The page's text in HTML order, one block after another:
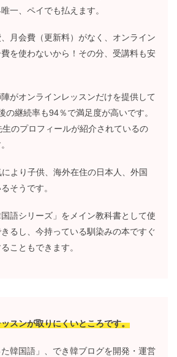
一、ペイでも払えます。
月会費（更新料）がなく、オンライン
を使わないから！その分、受講料も安
がオンラインレッスンだけを提供して
の継続率も94％で満足度が高いです。
のプロフィールが紹介されているの
より子供、海外在住の日本人、外国
そうです。
語シリーズ」をメイン教科書として使
るし、今持っている馴染みの本ですぐ
こともできます。
スンが取りにくいところです。
韓国語」、でき韓ブログを開発・運営